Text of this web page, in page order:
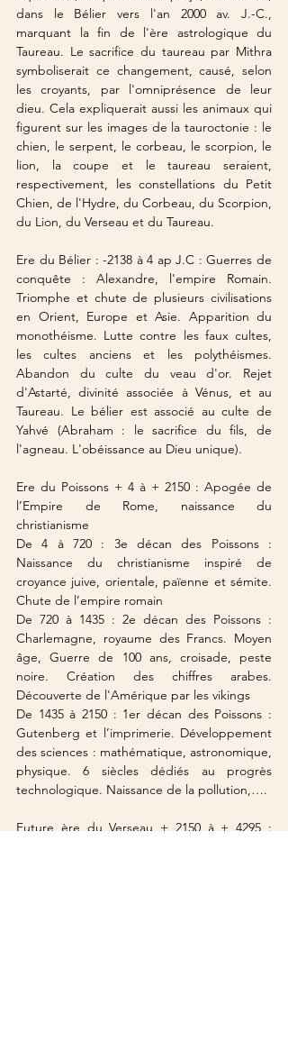
dans le Bélier vers l'an 2000 av. J.-C.,
marquant la fin de l'ère astrologique du
Taureau. Le sacrifice du taureau par Mithra
symboliserait ce changement, causé, selon
les croyants, par l'omniprésence de leur
dieu. Cela expliquerait aussi les animaux qui
figurent sur les images de la tauroctonie : le
chien, le serpent, le corbeau, le scorpion, le
lion, la coupe et le taureau seraient,
respectivement, les constellations du Petit
Chien, de l'Hydre, du Corbeau, du Scorpion,
du Lion, du Verseau et du Taureau.
Ere du Bélier : -2138 à 4 ap J.C : Guerres de
conquête : Alexandre, l'empire Romain.
Triomphe et chute de plusieurs civilisations
en Orient, Europe et Asie. Apparition du
monothéisme. Lutte contre les faux cultes,
les cultes anciens et les polythéismes.
Abandon du culte du veau d'or. Rejet
d'Astarté, divinité associée à Vénus, et au
Taureau. Le bélier est associé au culte de
Yahvé (Abraham : le sacrifice du fils, de
l'agneau. L'obéissance au Dieu unique).
Ere du Poissons + 4 à + 2150 : Apogée de
l’Empire de Rome, naissance du
christianisme
De 4 à 720 : 3e décan des Poissons :
Naissance du christianisme inspiré de
croyance juive, orientale, païenne et sémite.
Chute de l’empire romain
De 720 à 1435 : 2e décan des Poissons :
Charlemagne, royaume des Francs. Moyen
âge, Guerre de 100 ans, croisade, peste
noire. Création des chiffres arabes.
Découverte de l'Amérique par les vikings
De 1435 à 2150 : 1er décan des Poissons :
Gutenberg et l’imprimerie. Développement
des sciences : mathématique, astronomique,
physique. 6 siècles dédiés au progrès
technologique. Naissance de la pollution,….
Future ère du Verseau + 2150 à + 4295 :